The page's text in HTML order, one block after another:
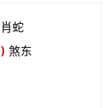
蛇
煞东